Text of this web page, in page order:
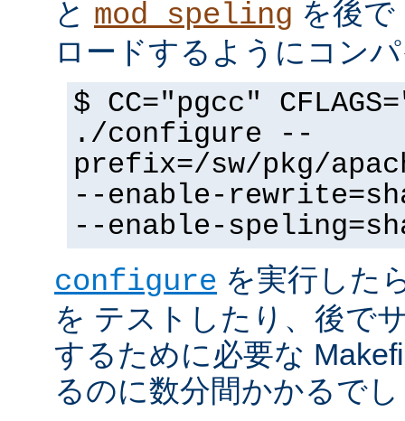
と mod_speling を後
ロードするようにコン
$ CC="pgcc"
./configure --
prefix=/sw/pkg/
--enable-
--enable-
configure を実行した
を テストしたり、後で
するために必要な
るのに数分間かかるで